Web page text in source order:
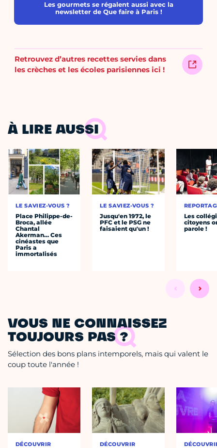
Les gourmets se régalent aussi avec la
newsletter de Que faire à Paris !
Retrouvez d’autres recettes servies dans
les crèches et les écoles parisiennes ici !
À LIRE AUSSI
LE SAVIEZ-VOUS ?
Place Philippe-de-
Broca, allée
Chantal
Akerman… Ces
cinéastes que
Paris a
immortalisés
LE SAVIEZ-VOUS ?
Jusqu'en 1972, le
PFC et le PSG ne
faisaient qu'un !
Les
citoyens
parole !
VOUS NE CONNAISSEZ
TOUJOURS PAS ?
Sélection des bons plans intemporels, mais qui valent le
coup toute l'année !
DÉCOUVRIR DÉCOUVRIR